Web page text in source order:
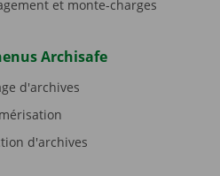
et monte-charges
Archisafe
d'archives
d'archives